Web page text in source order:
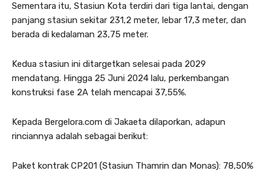
Sementara itu, Stasiun Kota terdiri dari tiga lantai, dengan
panjang stasiun sekitar 231,2 meter, lebar 17,3 meter, dan
berada di kedalaman 23,75 meter.
Kedua stasiun ini ditargetkan selesai pada 2029
mendatang. Hingga 25 Juni 2024 lalu, perkembangan
konstruksi fase 2A telah mencapai 37,55%.
Kepada Bergelora.com di Jakaeta dilaporkan, adapun
rinciannya adalah sebagai berikut:
Paket kontrak CP201 (Stasiun Thamrin dan Monas): 78,50%